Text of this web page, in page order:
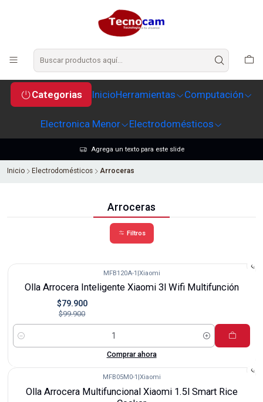
Categorias InicioHerramientas Computación
Electronica Menor Electrodomésticos
Agrega un texto para este slide
Inicio Electrodomésticos Arroceras
Arroceras
Filtros
MFB120A-1 |Xiaomi
Olla Arrocera Inteligente Xiaomi 3l Wifi Multifunción
$79.900
$99.900
Cantidad
Comprar ahora
MFB05M0-1 Xiaomi
Olla Arrocera Multifuncional Xiaomi 1.5l Smart Rice